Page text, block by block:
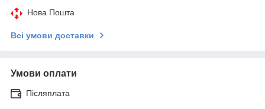
Нова Пошта
Всі умови доставки
Умови оплати
Післяплата